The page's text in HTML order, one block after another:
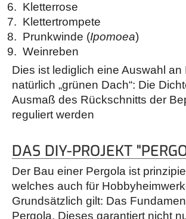
Kletterrose
Klettertrompete
Prunkwinde (Ipomoea)
Weinreben
Dies ist lediglich eine Auswahl
natürlich „grünen Dach“: Die
Ausmaß des Rückschnitts der
reguliert werden
DAS DIY-PROJEKT
Der Bau einer Pergola ist
welches auch für
Grundsätzlich gilt: Das
Pergola. Dieses garantiert nicht